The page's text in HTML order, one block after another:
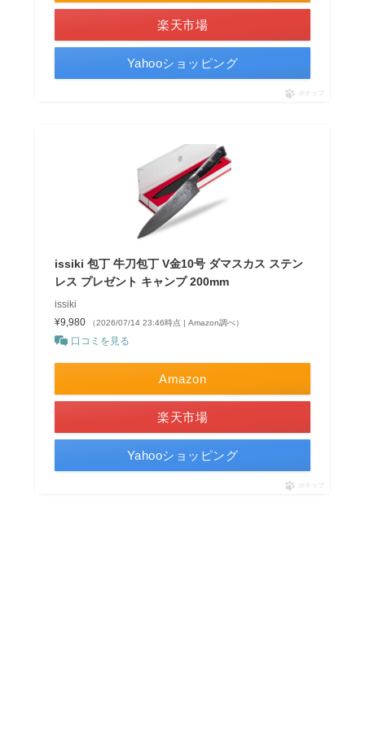
楽天市場
Yahooショッピング
ポチップ
issiki 包丁 牛刀包丁 V金10号 ダマスカス ステン
レス プレゼント キャンプ 200mm
issiki
¥9,980
（2026/07/14 23:46時点 | Amazon調べ）
口コミを見る
Amazon
楽天市場
Yahooショッピング
ポチップ